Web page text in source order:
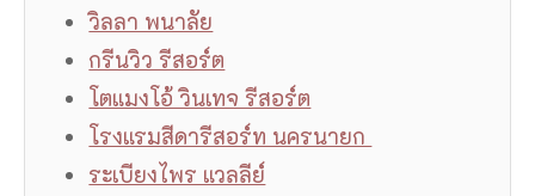
วิลลา พนาลัย
กรีนวิว รีสอร์ต
โตแมงโอ้ วินเทจ รีสอร์ต
โรงแรมสีดารีสอร์ท นครนายก
ระเบียงไพร แวลลีย์